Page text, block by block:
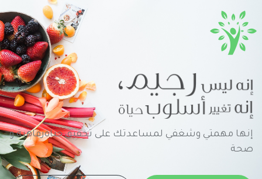
إنها مهمتي وشغفي لمساعدتك على تحقيق حياةرفاهية و
صحة